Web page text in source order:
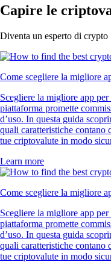
Capire le
Diventa un esperto di crypto
Come scegliere la migliore
Scegliere la migliore app
piattaforma promette
d’uso. In questa guida
quali caratteristiche contano
tue criptovalute in modo
Learn more
Come scegliere la migliore
Scegliere la migliore app
piattaforma promette
d’uso. In questa guida
quali caratteristiche contano
tue criptovalute in modo